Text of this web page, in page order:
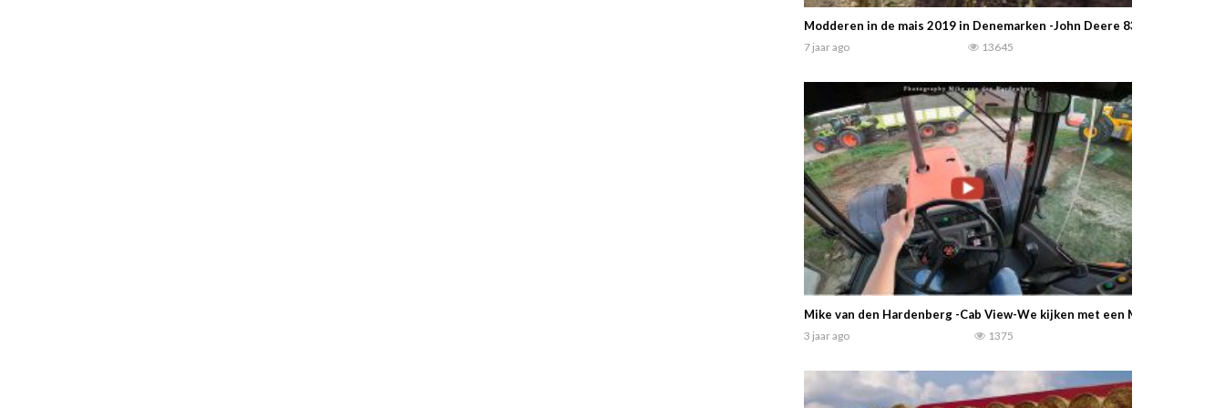
Modderen in de mais 2019 in Denemarken -John Deere 8320R
7 jaar ago 13645
Mike van den Hardenberg -Cab View-We kijken met een Massey
3 jaar ago 1375